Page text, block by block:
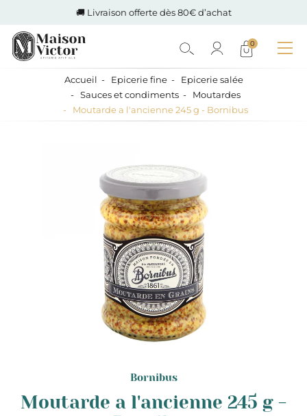
🚚 Livraison offerte dès 80€ d’achat
0
Accueil Epicerie fine
Epicerie salée
Sauces et condiments
Moutardes
Moutarde a l'ancienne 245 g - Bornibus
Bornibus
Moutarde a l'ancienne 245 g -